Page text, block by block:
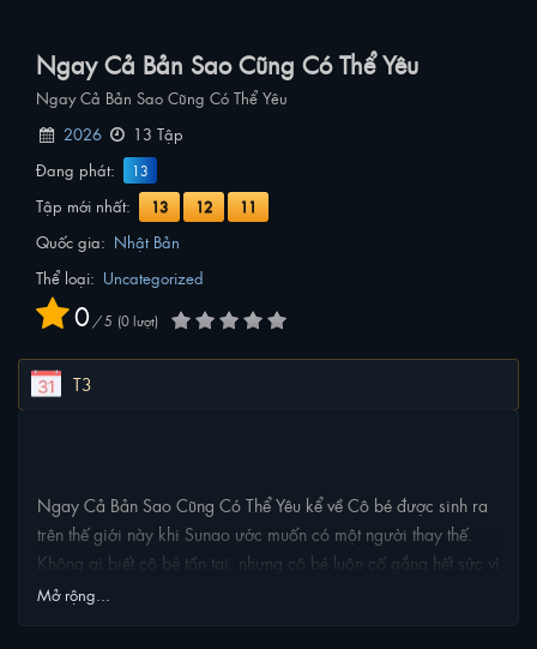
Ngay Cả Bản Sao Cũng Có Thể Yêu
Ngay Cả Bản Sao Cũng Có Thể Yêu
2026
13 Tập
Đang phát:
13
Tập mới nhất: 13 12 11
Quốc gia: Nhật Bản
Thể loại: Uncategorized
0 / 5 0lượt
T3
Ngay Cả Bản Sao Cũng Có Thể Yêu kể về Cô bé được sinh ra
trên thế giới này khi Sunao ước muốn có một người thay thế.
Không ai biết cô bé tồn tại, nhưng cô bé luôn cố gắng hết sức vì
Sunao mỗi khi được gọi đến. Một ngày nọ, cô bé nói chuyện
Mở rộng...